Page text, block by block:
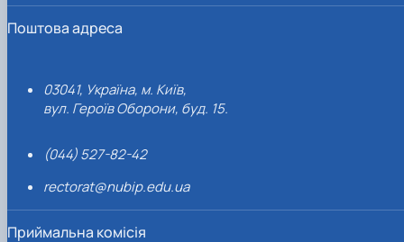
Поштова адреса
03041, Україна, м. Київ,
вул. Героїв Оборони, буд. 15.
(044) 527-82-42
rectorat@nubip.edu.ua
Приймальна комісія